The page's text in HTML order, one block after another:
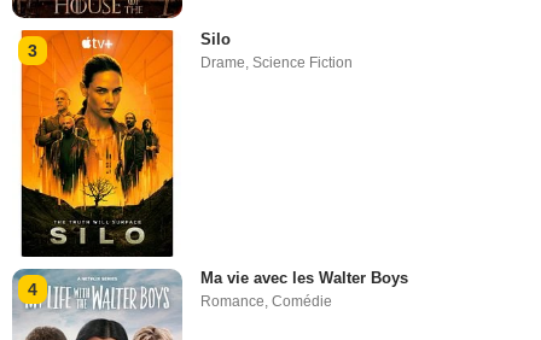
3
Silo
Drame,Science Fiction
4
Ma vie avec les Walter Boys
Romance,Comédie